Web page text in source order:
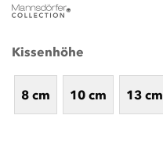
Kissenhöhe
8 cm 10 cm 13 cm